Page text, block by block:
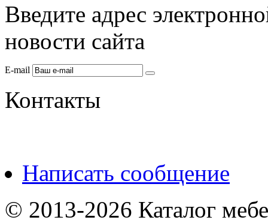
Введите адрес
новости сайта
E-mail
Контакты
Написать сообщение
© 2013-2026 Каталог